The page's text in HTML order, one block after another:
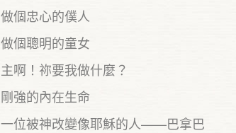
做個忠心的僕人
做個聰明的童女
主啊！祢要我做什麼？
剛強的內在生命
一位被神改變像耶穌的人——巴拿巴